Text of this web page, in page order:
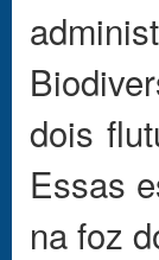
dois
Essas
na foz